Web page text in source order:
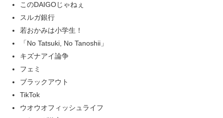
このDAIGOじゃねぇ
スルガ銀行
若おかみは小学生！
「No Tatsuki, No Tanoshii」
キズナアイ論争
フェミ
ブラックアウト
TikTok
ウオウオフィッシュライフ